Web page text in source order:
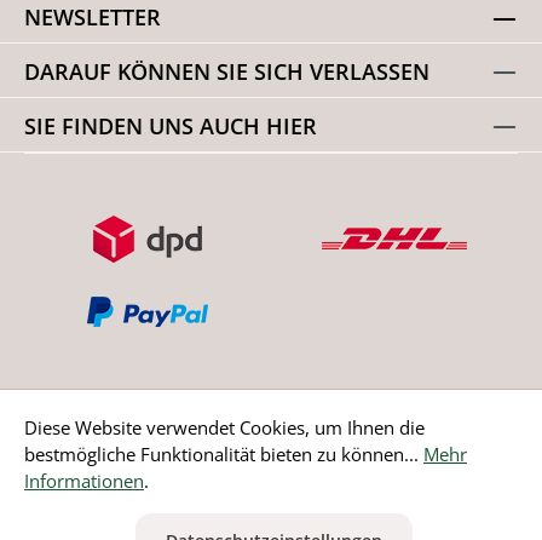
NEWSLETTER
DARAUF KÖNNEN SIE SICH VERLASSEN
SIE FINDEN UNS AUCH HIER
Bestellung widerrufen
Diese Website verwendet Cookies, um Ihnen die
bestmögliche Funktionalität bieten zu können... Mehr
Informationen.